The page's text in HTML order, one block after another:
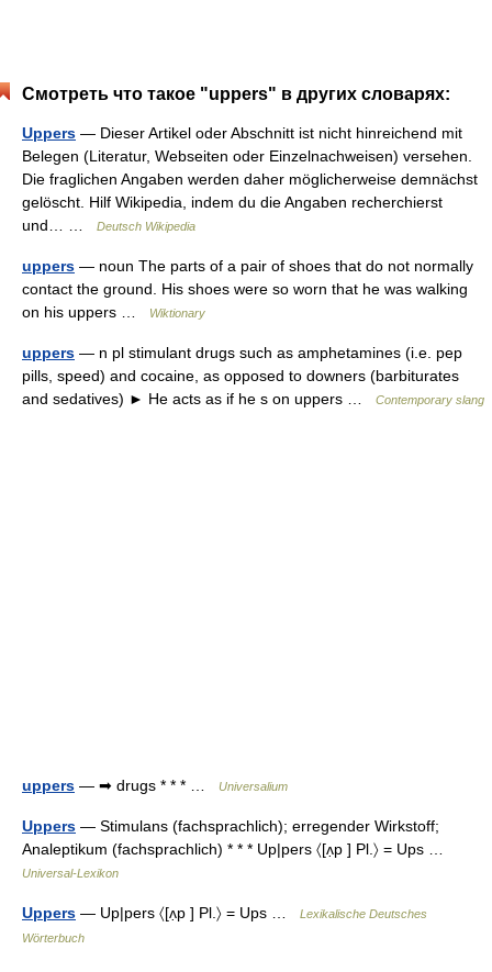
Смотреть что такое "uppers" в других словарях:
Uppers — Dieser Artikel oder Abschnitt ist nicht hinreichend mit
Belegen (Literatur, Webseiten oder Einzelnachweisen) versehen.
Die fraglichen Angaben werden daher möglicherweise demnächst
gelöscht. Hilf Wikipedia, indem du die Angaben recherchierst
und… …
Deutsch Wikipedia
uppers — noun The parts of a pair of shoes that do not normally
contact the ground. His shoes were so worn that he was walking
on his uppers …
Wiktionary
uppers — n pl stimulant drugs such as amphetamines (i.e. pep
pills, speed) and cocaine, as opposed to downers (barbiturates
and sedatives) ► He acts as if he s on uppers …
Contemporary slang
uppers — ➡ drugs * * * … Universalium
Uppers — Stimulans (fachsprachlich); erregender Wirkstoff;
Analeptikum (fachsprachlich) * * * Up|pers 〈[ʌ̣p ] Pl.〉 = Ups …
Universal-Lexikon
Uppers — Up|pers 〈[ʌ̣p ] Pl.〉 = Ups …
Lexikalische Deutsches
Wörterbuch